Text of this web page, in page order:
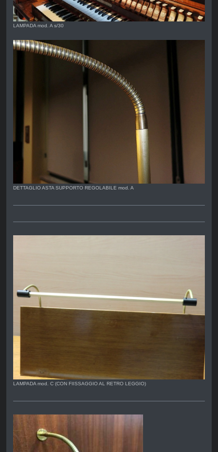
LAMPADA mod. A s/30
DETTAGLIO ASTA SUPPORTO REGOLABILE mod. A
LAMPADA mod. C (CON FIISSAGGIO AL RETRO LEGGIO)